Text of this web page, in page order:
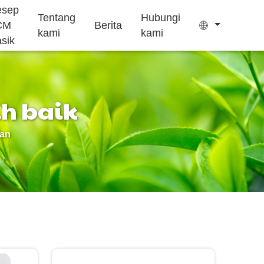
Tentang
kami
Berita
Hubungi
kami
Pengobatan
insomnia
Suplemen
pertumbuhan
Kue Ejiao
Kantong teh Permen kenyal
baik